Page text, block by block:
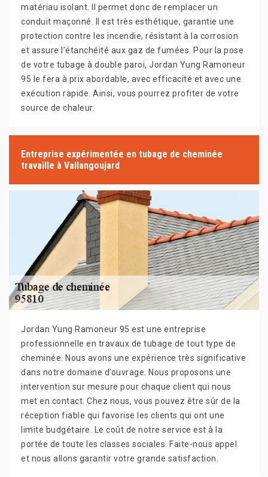
matériau isolant. Il permet donc de remplacer un
conduit maçonné. Il est très esthétique, garantie une
protection contre les incendie, résistant à la corrosion
et assure l’étanchéité aux gaz de fumées. Pour la pose
de votre tubage à double paroi, Jordan Yung Ramoneur
95 le fera à prix abordable, avec efficacité et avec une
exécution rapide. Ainsi, vous pourrez profiter de votre
source de chaleur.
Entreprise expérimentée en tubage de cheminée
travaille à Vallangoujard
Jordan Yung Ramoneur 95 est une entreprise
professionnelle en travaux de tubage de tout type de
cheminée. Nous avons une expérience très significative
dans notre domaine d’ouvrage. Nous proposons une
intervention sur mesure pour chaque client qui nous
met en contact. Chez nous, vous pouvez être sûr de la
réception fiable qui favorise les clients qui ont une
limite budgétaire. Le coût de notre service est à la
portée de toute les classes sociales. Faite-nous appel
et nous allons garantir votre grande satisfaction.